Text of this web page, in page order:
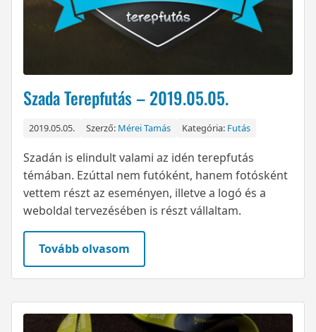
Szada Terepfutás – 2019.05.05.
2019.05.05. Szerző: Mérei Tamás Kategória: Futás
Szadán is elindult valami az idén terepfutás
témában. Ezúttal nem futóként, hanem fotósként
vettem részt az eseményen, illetve a logó és a
weboldal tervezésében is részt vállaltam.
Tovább olvasom